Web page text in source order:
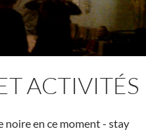
ACTIVITÉS
noire en ce moment - stay